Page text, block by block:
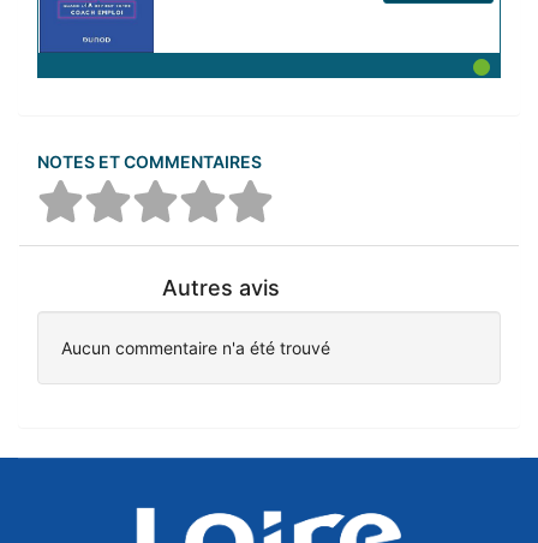
NOTES ET COMMENTAIRES
Autres avis
Aucun commentaire n'a été trouvé